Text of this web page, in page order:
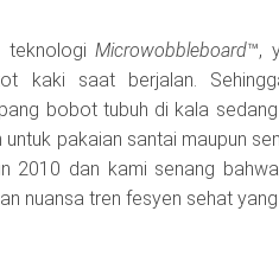
teknologiMicrowobbleboard™,
kaki saat berjalan.
bobot tubuh di kala
pakaian santai maupun
2010 dan kami senang
nuansa tren fesyen sehat